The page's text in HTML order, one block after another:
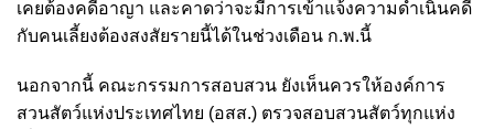
เคยต้องคดีอาญา และคาดว่าจะมีการเข้าแจ้งความดำเนินคดี
กับคนเลี้ยงต้องสงสัยรายนี้ได้ในช่วงเดือน ก.พ.นี้
นอกจากนี้ คณะกรรมการสอบสวน ยังเห็นควรให้องค์การ
สวนสัตว์แห่งประเทศไทย (อสส.) ตรวจสอบสวนสัตว์ทุกแห่ง